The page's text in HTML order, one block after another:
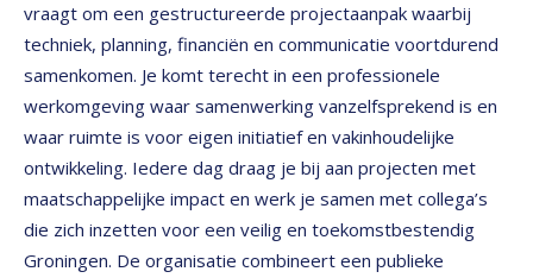
vraagt om een gestructureerde projectaanpak waarbij
techniek, planning, financiën en communicatie voortdurend
samenkomen. Je komt terecht in een professionele
werkomgeving waar samenwerking vanzelfsprekend is en
waar ruimte is voor eigen initiatief en vakinhoudelijke
ontwikkeling. Iedere dag draag je bij aan projecten met
maatschappelijke impact en werk je samen met collega’s
die zich inzetten voor een veilig en toekomstbestendig
Groningen. De organisatie combineert een publieke